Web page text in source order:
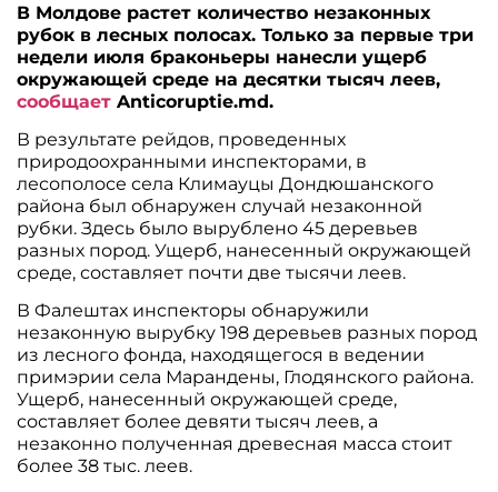
В Молдове растет количество незаконных
рубок в лесных полосах. Только за первые три
недели июля браконьеры нанесли ущерб
окружающей среде на десятки тысяч леев,
сообщает Anticoruptie.md.
В результате рейдов, проведенных
природоохранными инспекторами, в
лесополосе села Климауцы Дондюшанского
района был обнаружен случай незаконной
рубки. Здесь было вырублено 45 деревьев
разных пород. Ущерб, нанесенный окружающей
среде, составляет почти две тысячи леев.
В Фалештах инспекторы обнаружили
незаконную вырубку 198 деревьев разных пород
из лесного фонда, находящегося в ведении
примэрии села Марандены, Глодянского района.
Ущерб, нанесенный окружающей среде,
составляет более девяти тысяч леев, а
незаконно полученная древесная масса стоит
более 38 тыс. леев.